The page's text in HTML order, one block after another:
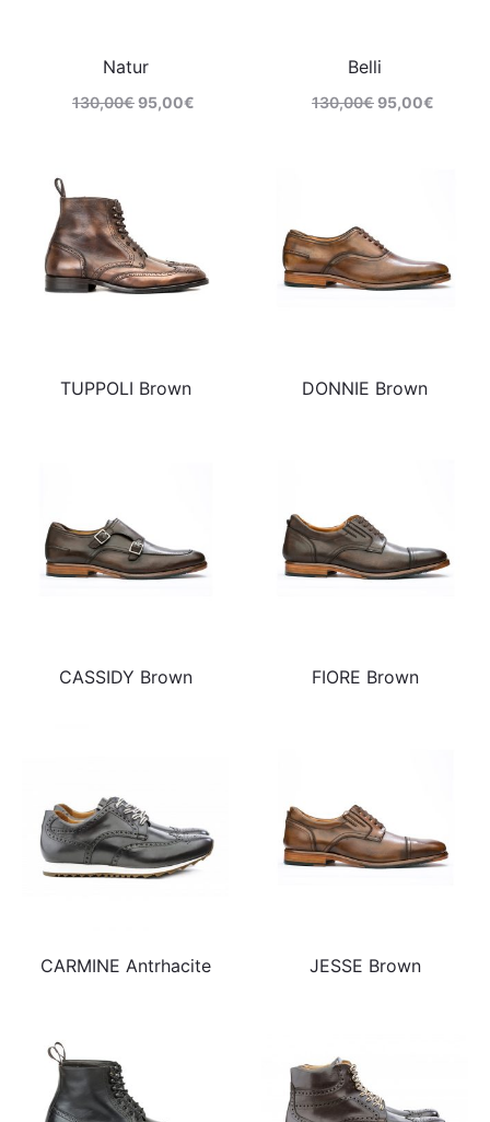
Natur
130,00€95,00€
Belli
130,00€95,00€
TUPPOLI Brown DONNIE Brown
CASSIDY Brown FIORE Brown
CARMINE Antrhacite JESSE Brown